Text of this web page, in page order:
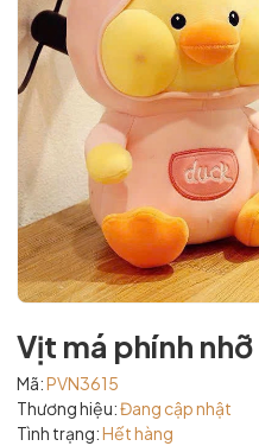
Vịt má phính nhỡ
Mã:PVN3615
Thương hiệu:Đang cập nhật
Tình trạng:Hết hàng